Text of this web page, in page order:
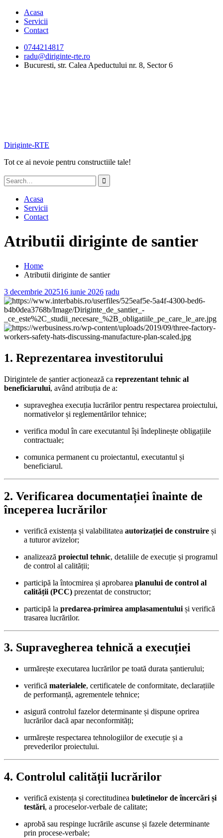
Skip
content
Acasa
Servicii
Contact
0744214817
radu@diriginte-rte.ro
Bucuresti, str. Calea Apeductului nr. 8, Sector 6
Diriginte-RTE
Tot ce ai nevoie pentru constructiile tale!
Search
for:
Acasa
Servicii
Contact
Atributii diriginte de santier
Home
Atributii diriginte de santier
3 decembrie 202516 iunie 2026 radu
1. Reprezentarea investitorului
Dirigintele de șantier acționează ca reprezentant tehnic al
beneficiarului, având atribuția de a:
supraveghea execuția lucrărilor pentru respectarea proiectului,
normativelor și reglementărilor tehnice;
verifica modul în care executantul își îndeplinește obligațiile
contractuale;
comunica permanent cu proiectantul, executantul și
beneficiarul.
2. Verificarea documentației înainte de
începerea lucrărilor
verifică existența și valabilitatea autorizației de construire și
a tuturor avizelor;
analizează proiectul tehnic, detaliile de execuție și programul
de control al calității;
participă la întocmirea și aprobarea planului de control al
calității (PCC) prezentat de constructor;
participă la predarea-primirea amplasamentului și verifică
trasarea lucrărilor.
3. Supravegherea tehnică a execuției
urmărește executarea lucrărilor pe toată durata șantierului;
verifică materialele, certificatele de conformitate, declarațiile
de performanță, agrementele tehnice;
asigură controlul fazelor determinante și dispune oprirea
lucrărilor dacă apar neconformități;
urmărește respectarea tehnologiilor de execuție și a
prevederilor proiectului.
4. Controlul calității lucrărilor
verifică existența și corectitudinea buletinelor de încercări și
testări, a proceselor-verbale de calitate;
aprobă sau respinge lucrările ascunse și fazele determinante
prin procese-verbale;